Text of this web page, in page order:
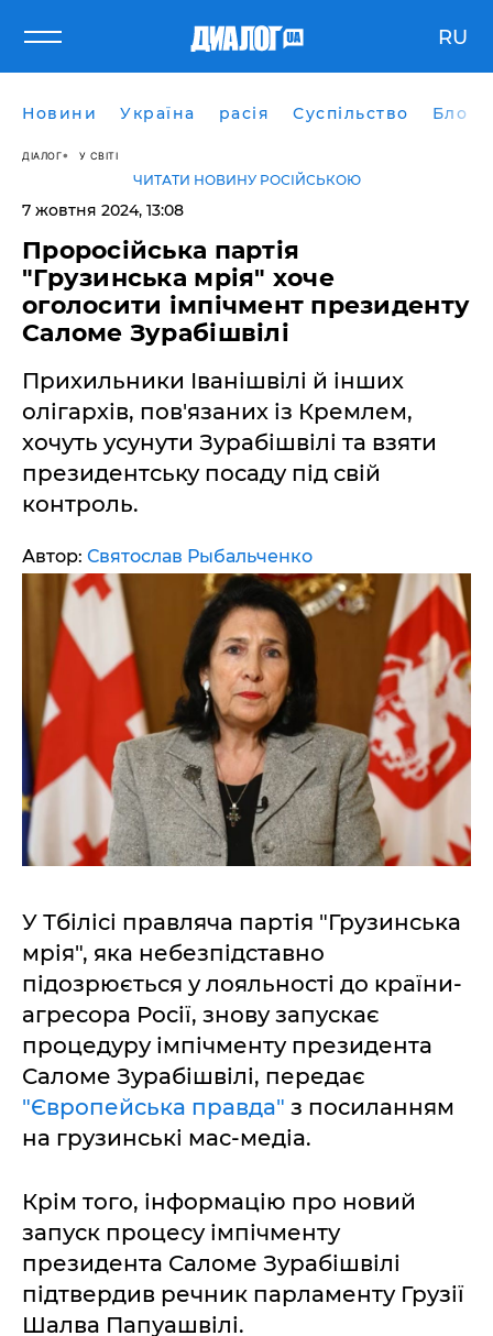
RU
Новини Україна расія Суспільство Блоги
ДІАЛОГ У СВІТІ
ЧИТАТИ НОВИНУ РОСІЙСЬКОЮ
7 жовтня 2024, 13:08
Проросійська партія
"Грузинська мрія" хоче
оголосити імпічмент президенту
Саломе Зурабішвілі
Прихильники Іванішвілі й інших
олігархів, пов'язаних із Кремлем,
хочуть усунути Зурабішвілі та взяти
президентську посаду під свій
контроль.
Автор: Святослав Рыбальченко
У Тбілісі правляча партія "Грузинська
мрія", яка небезпідставно
підозрюється у лояльності до країни-
агресора Росії, знову запускає
процедуру імпічменту президента
Саломе Зурабішвілі, передає
"Європейська правда" з посиланням
на грузинські мас-медіа.
Крім того, інформацію про новий
запуск процесу імпічменту
президента Саломе Зурабішвілі
підтвердив речник парламенту Грузії
Шалва Папуашвілі.